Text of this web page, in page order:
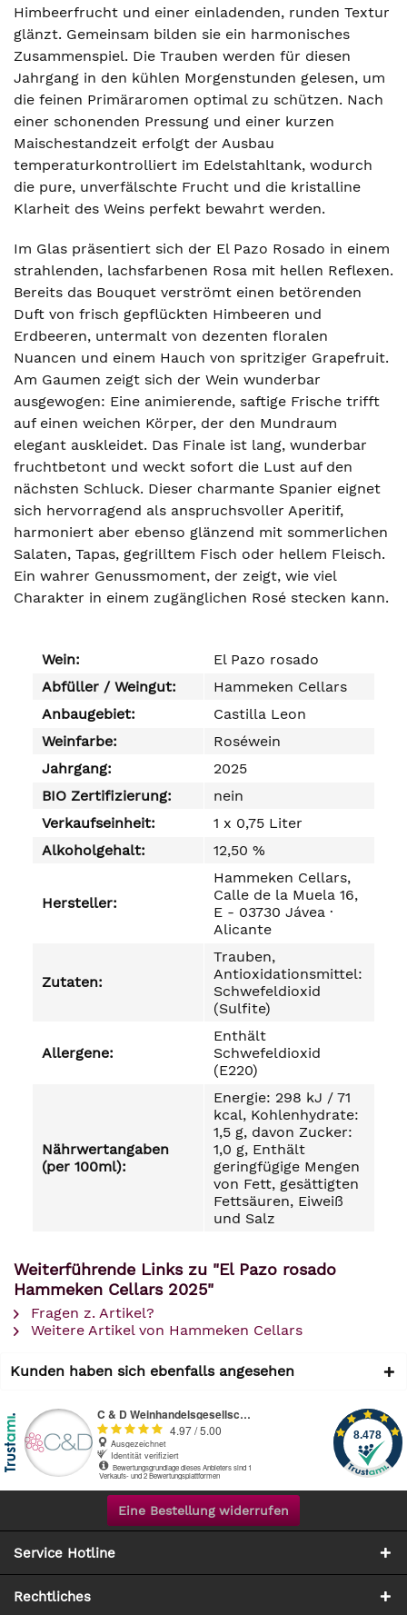
Himbeerfrucht und einer einladenden, runden Textur
glänzt. Gemeinsam bilden sie ein harmonisches
Zusammenspiel. Die Trauben werden für diesen
Jahrgang in den kühlen Morgenstunden gelesen, um
die feinen Primäraromen optimal zu schützen. Nach
einer schonenden Pressung und einer kurzen
Maischestandzeit erfolgt der Ausbau
temperaturkontrolliert im Edelstahltank, wodurch
die pure, unverfälschte Frucht und die kristalline
Klarheit des Weins perfekt bewahrt werden.
Im Glas präsentiert sich der El Pazo Rosado in einem
strahlenden, lachsfarbenen Rosa mit hellen Reflexen.
Bereits das Bouquet verströmt einen betörenden
Duft von frisch gepflückten Himbeeren und
Erdbeeren, untermalt von dezenten floralen
Nuancen und einem Hauch von spritziger Grapefruit.
Am Gaumen zeigt sich der Wein wunderbar
ausgewogen: Eine animierende, saftige Frische trifft
auf einen weichen Körper, der den Mundraum
elegant auskleidet. Das Finale ist lang, wunderbar
fruchtbetont und weckt sofort die Lust auf den
nächsten Schluck. Dieser charmante Spanier eignet
sich hervorragend als anspruchsvoller Aperitif,
harmoniert aber ebenso glänzend mit sommerlichen
Salaten, Tapas, gegrilltem Fisch oder hellem Fleisch.
Ein wahrer Genussmoment, der zeigt, wie viel
Charakter in einem zugänglichen Rosé stecken kann.
Wein:
El Pazo rosado
Abfüller / Weingut:
Hammeken Cellars
Anbaugebiet:
Castilla Leon
Weinfarbe:
Roséwein
Jahrgang:
2025
BIO Zertifizierung:
nein
Verkaufseinheit:
1 x 0,75 Liter
Alkoholgehalt:
12,50 %
Hersteller:
Hammeken Cellars,
Calle de la Muela 16,
E - 03730 Jávea ·
Alicante
Zutaten:
Trauben,
Antioxidationsmittel:
Schwefeldioxid
(Sulfite)
Allergene:
Enthält
Schwefeldioxid
(E220)
Nährwertangaben
(per 100ml):
Energie: 298 kJ / 71
kcal, Kohlenhydrate:
1,5 g, davon Zucker:
1,0 g, Enthält
geringfügige Mengen
von Fett, gesättigten
Fettsäuren, Eiweiß
und Salz
Weiterführende Links zu "El Pazo rosado
Hammeken Cellars 2025"
Fragen z. Artikel?
Weitere Artikel von Hammeken Cellars
Kunden haben sich ebenfalls angesehen
Eine Bestellung widerrufen
Service Hotline
Rechtliches